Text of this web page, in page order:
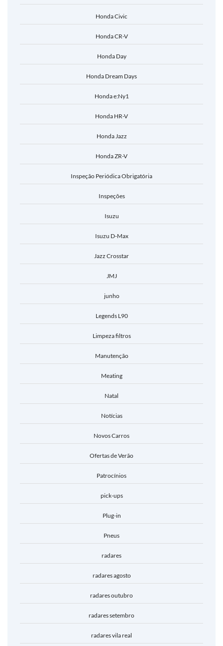
Honda Civic
Honda CR-V
Honda Day
Honda Dream Days
Honda e:Ny1
Honda HR-V
Honda Jazz
Honda ZR-V
Inspeção Periódica Obrigatória
Inspeções
Isuzu
Isuzu D-Max
Jazz Crosstar
JMJ
junho
Legends L90
Limpeza filtros
Manutenção
Meating
Natal
Notícias
Novos Carros
Ofertas de Verão
Patrocínios
pick-ups
Plug-in
Pneus
radares
radares agosto
radares outubro
radares setembro
radares vila real